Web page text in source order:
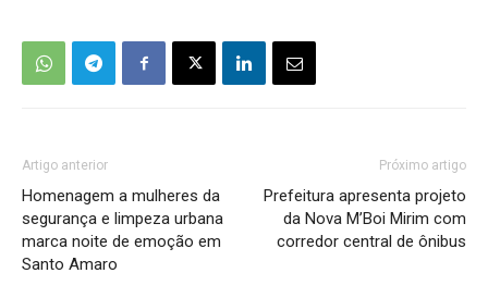
Artigo anterior
Homenagem a mulheres da
segurança e limpeza urbana
marca noite de emoção em
Santo Amaro
Próximo artigo
Prefeitura apresenta projeto
da Nova M’Boi Mirim com
corredor central de ônibus